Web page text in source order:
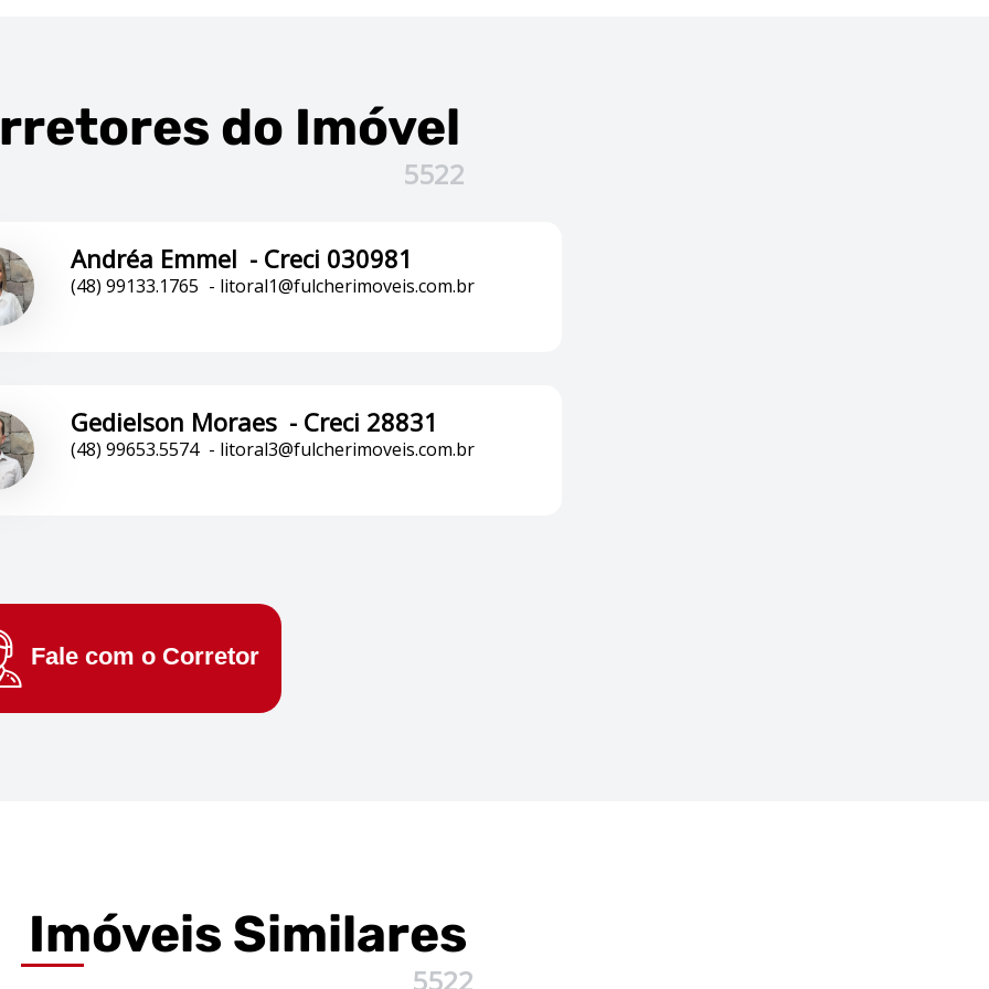
do Imóvel
5522
Andréa Emmel - Creci 030981
(48) 99133.1765 - litoral1@fulcherimoveis.com.br
Gedielson Moraes - Creci 28831
(48) 99653.5574 - litoral3@fulcherimoveis.com.br
Fale com o Corretor
Imóveis Similares
5522